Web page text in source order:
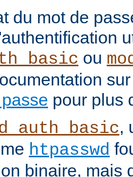
du mot de
ou
pour plus
,
htpasswd
binaire, mais